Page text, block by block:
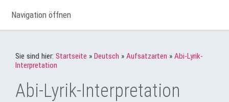
Navigation öffnen
Sie sind hier: Startseite » Deutsch » Aufsatzarten » Abi-Lyrik-
Interpretation
Abi-Lyrik-Interpretation